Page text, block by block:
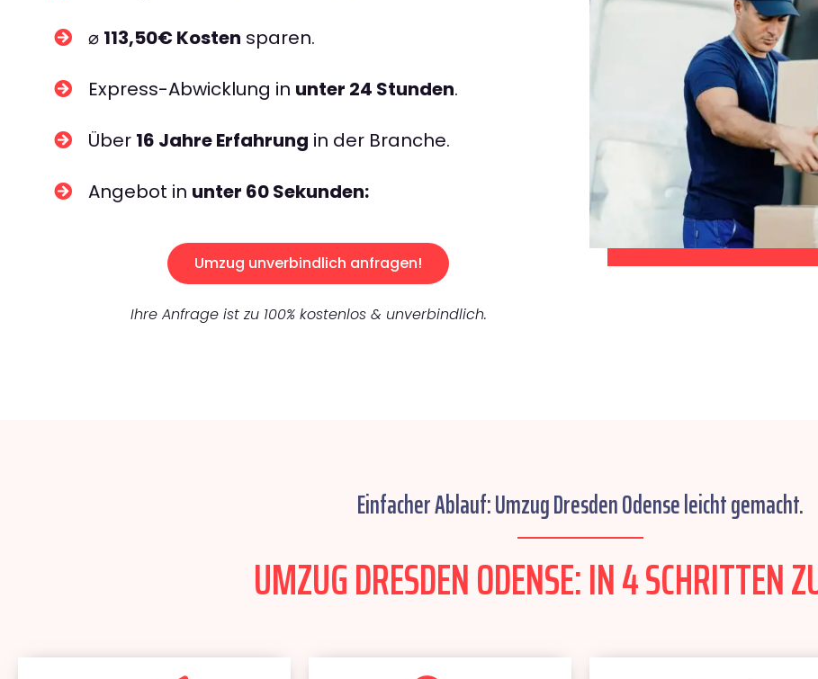
⌀ 113,50€ Kosten sparen.
Express-Abwicklung in unter 24 Stunden.
Über 16 Jahre Erfahrung in der Branche.
Angebot in unter 60 Sekunden:
Umzug unverbindlich anfragen!
Ihre Anfrage ist zu 100% kostenlos & unverbindlich.
Einfacher Ablauf: Umzug Dresden Odense leicht gemacht.
UMZUG DRESDEN ODENSE: IN 4 SCHRITTEN